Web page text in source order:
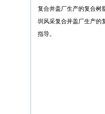
复合井盖厂生产的复合树
圳风采复合井盖厂生产的
指导。